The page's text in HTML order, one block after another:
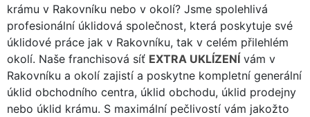
krámu v Rakovníku nebo v okolí? Jsme spolehlivá
profesionální úklidová společnost, která poskytuje své
úklidové práce jak v Rakovníku, tak v celém přilehlém
okolí. Naše franchisová síť EXTRA UKLÍZENÍ vám v
Rakovníku a okolí zajistí a poskytne kompletní generální
úklid obchodního centra, úklid obchodu, úklid prodejny
nebo úklid krámu. S maximální pečlivostí vám jakožto